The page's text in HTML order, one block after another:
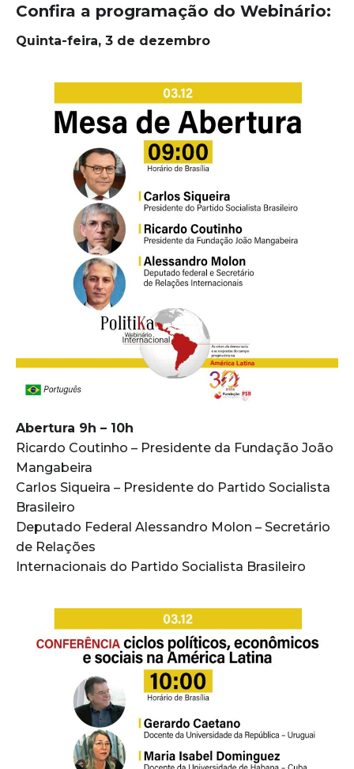
Confira a programação do Webinário:
Quinta-feira, 3 de dezembro
Abertura 9h – 10h
Ricardo Coutinho – Presidente da Fundação João
Mangabeira
Carlos Siqueira – Presidente do Partido Socialista
Brasileiro
Deputado Federal Alessandro Molon – Secretário
de Relações
Internacionais do Partido Socialista Brasileiro